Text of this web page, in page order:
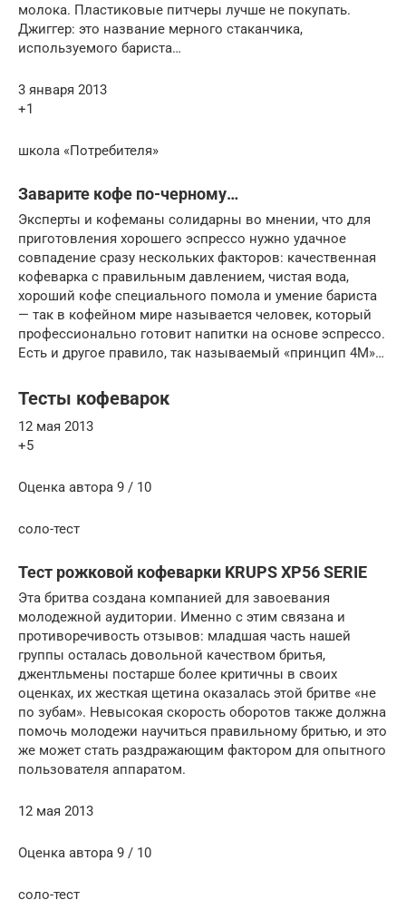
молока. Пластиковые питчеры лучше не покупать.
Джиггер: это название мерного стаканчика,
используемого бариста…
3 января 2013
+1
школа «Потребителя»
Заварите кофе по-черному…
Эксперты и кофеманы солидарны во мнении, что для
приготовления хорошего эспрессо нужно удачное
совпадение сразу нескольких факторов: качественная
кофеварка с правильным давлением, чистая вода,
хороший кофе специального помола и умение бариста
— так в кофейном мире называется человек, который
профессионально готовит напитки на основе эспрессо.
Есть и другое правило, так называемый «принцип 4М»…
Тесты кофеварок
12 мая 2013
+5
Оценка автора 9 / 10
соло-тест
Тест рожковой кофеварки KRUPS XP56 SERIE
Эта бритва создана компанией для завоевания
молодежной аудитории. Именно с этим связана и
противоречивость отзывов: младшая часть нашей
группы осталась довольной качеством бритья,
джентльмены постарше более критичны в своих
оценках, их жесткая щетина оказалась этой бритве «не
по зубам». Невысокая скорость оборотов также должна
помочь молодежи научиться правильному бритью, и это
же может стать раздражающим фактором для опытного
пользователя аппаратом.
12 мая 2013
Оценка автора 9 / 10
соло-тест